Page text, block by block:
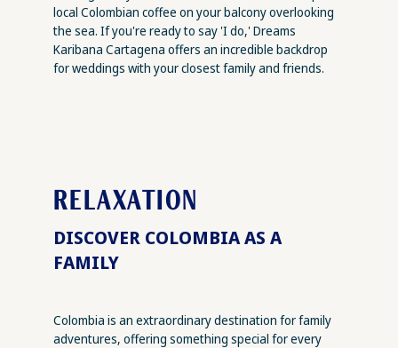
local Colombian coffee on your balcony overlooking
the sea. If you're ready to say 'I do,' Dreams
Karibana Cartagena offers an incredible backdrop
for weddings with your closest family and friends.
RELAXATION
DISCOVER COLOMBIA AS A
FAMILY
Colombia is an extraordinary destination for family
adventures, offering something special for every